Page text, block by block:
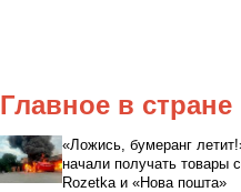
Главное в стране
«Ложись, бумеранг
начали получать товары
Rozetka и «Нова пошта»